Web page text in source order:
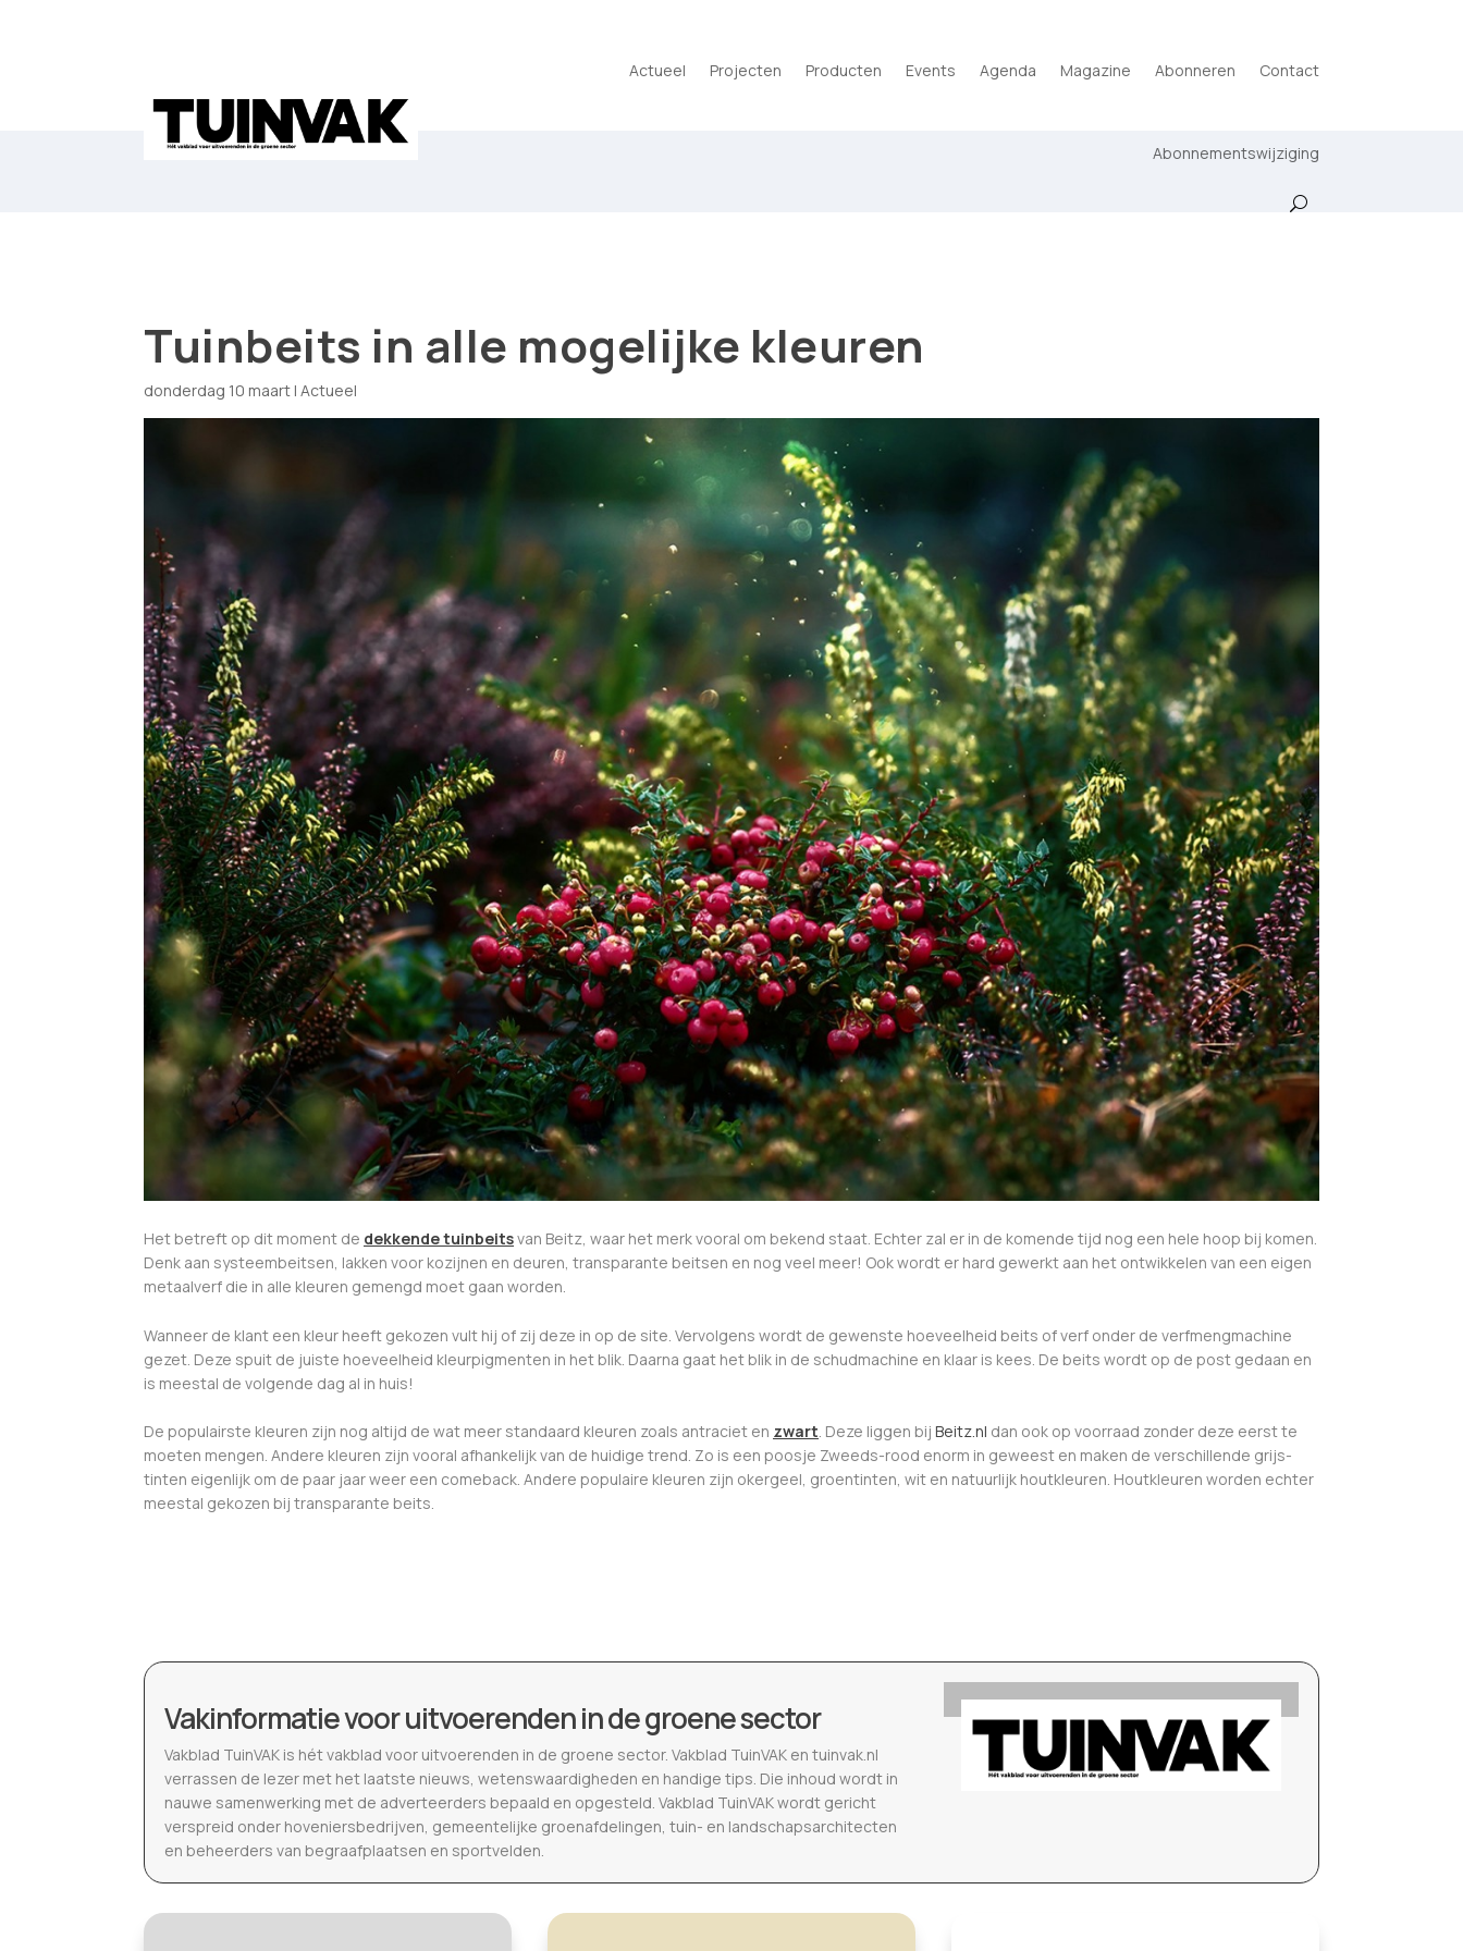
Actueel Projecten Producten Events Agenda Magazine Abonneren Contact
Abonnementswijziging
Tuinbeits in alle mogelijke kleuren
donderdag 10 maart | Actueel
Het betreft op dit moment de dekkende tuinbeitsvan Beitz, waar het merk vooral om bekend staat. Echter zal er in de komende tijd nog een hele hoop bij komen.
Denk aan systeembeitsen, lakken voor kozijnen en deuren, transparante beitsen en nog veel meer! Ook wordt er hard gewerkt aan het ontwikkelen van een eigen
metaalverf die in alle kleuren gemengd moet gaan worden.
Wanneer de klant een kleur heeft gekozen vult hij of zij deze in op de site. Vervolgens wordt de gewenste hoeveelheid beits of verf onder de verfmengmachine
gezet. Deze spuit de juiste hoeveelheid kleurpigmenten in het blik. Daarna gaat het blik in de schudmachine en klaar is kees. De beits wordt op de post gedaan en
is meestal de volgende dag al in huis!
De populairste kleuren zijn nog altijd de wat meer standaard kleuren zoals antraciet en zwart. Deze liggen bij Beitz.nl dan ook op voorraad zonder deze eerst te
moeten mengen. Andere kleuren zijn vooral afhankelijk van de huidige trend. Zo is een poosje Zweeds-rood enorm in geweest en maken de verschillende grijs-
tinten eigenlijk om de paar jaar weer een comeback. Andere populaire kleuren zijn okergeel, groentinten, wit en natuurlijk houtkleuren. Houtkleuren worden echter
meestal gekozen bij transparante beits.
Vakinformatie voor uitvoerenden in de groene sector
Vakblad TuinVAK is hét vakblad voor uitvoerenden in de groene sector. Vakblad TuinVAK en tuinvak.nl
verrassen de lezer met het laatste nieuws, wetenswaardigheden en handige tips. Die inhoud wordt in
nauwe samenwerking met de adverteerders bepaald en opgesteld. Vakblad TuinVAK wordt gericht
verspreid onder hoveniersbedrijven, gemeentelijke groenafdelingen, tuin- en landschapsarchitecten
en beheerders van begraafplaatsen en sportvelden.